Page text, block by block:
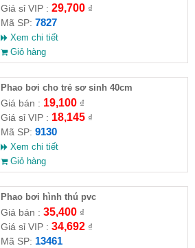
Giá sỉ VIP : 29,700₫
Mã SP: 7827
Xem chi tiết
Giỏ hàng
Phao bơi cho trẻ sơ sinh 40cm
Giá bán : 19,100₫
Giá sỉ VIP : 18,145₫
Mã SP: 9130
Xem chi tiết
Giỏ hàng
Phao bơi hình thú pvc
Giá bán : 35,400₫
Giá sỉ VIP : 34,692₫
Mã SP: 13461